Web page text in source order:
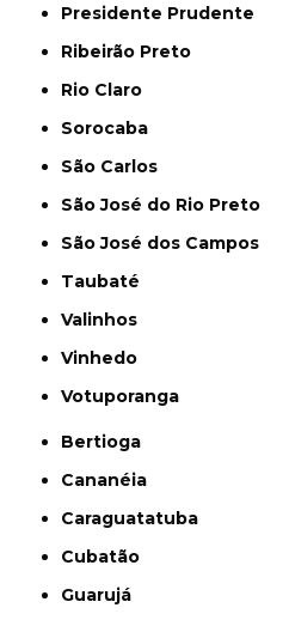
Presidente Prudente
Ribeirão Preto
Rio Claro
Sorocaba
São Carlos
São José do Rio Preto
São José dos Campos
Taubaté
Valinhos
Vinhedo
Votuporanga
Bertioga
Cananéia
Caraguatatuba
Cubatão
Guarujá